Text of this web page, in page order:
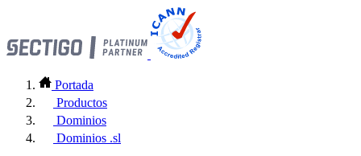
Portada
Productos
Dominios
Dominios .sl